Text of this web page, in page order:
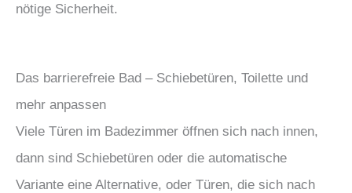
nötige Sicherheit.
Das barrierefreie Bad – Schiebetüren, Toilette und
mehr anpassen
Viele Türen im Badezimmer öffnen sich nach innen,
dann sind Schiebetüren oder die automatische
Variante eine Alternative, oder Türen, die sich nach